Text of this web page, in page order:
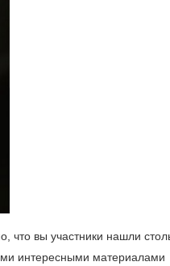
вы участники нашли
интересными материалами